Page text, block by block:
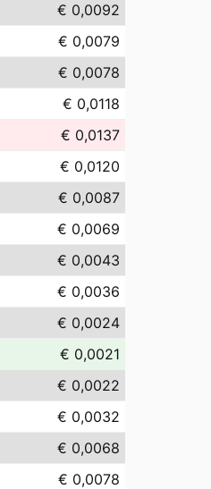
€ 0,0092
€ 0,0079
€ 0,0078
€ 0,0118
€ 0,0137
€ 0,0120
€ 0,0087
€ 0,0069
€ 0,0043
€ 0,0036
€ 0,0024
€ 0,0021
€ 0,0022
€ 0,0032
€ 0,0068
€ 0,0078